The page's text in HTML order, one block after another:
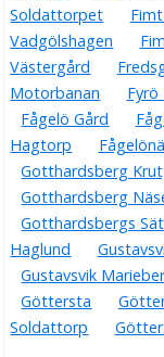
Soldattorpet
Vadgölshagen
Västergård
Motorbanan
Fyrö
Fågelö Gård
Hagtorp
Gotthardsberg
Gotthardsberg
Gotthardsbergs
Haglund
Gustavsvik
Göttersta
Soldattorp